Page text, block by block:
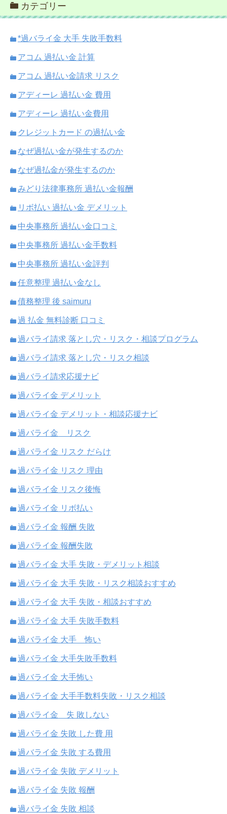
カテゴリー
*過バライ金 大手 失敗手数料
アコム 過払い金 計算
アコム 過払い金請求 リスク
アディーレ 過払い金 費用
アディーレ 過払い金費用
クレジットカード の過払い金
なぜ過払い金が発生するのか
なぜ過払金が発生するのか
みどり法律事務所 過払い金報酬
リボ払い 過払い金 デメリット
中央事務所 過払い金口コミ
中央事務所 過払い金手数料
中央事務所 過払い金評判
任意整理 過払い金なし
債務整理 後 saimuru
過 払金 無料診断 口コミ
過バライ請求 落とし穴・リスク・相談プログラム
過バライ請求 落とし穴・リスク相談
過バライ請求応援ナビ
過バライ金 デメリット
過バライ金 デメリット・相談応援ナビ
過バライ金 リスク
過バライ金 リスク だらけ
過バライ金 リスク 理由
過バライ金 リスク後悔
過バライ金 リボ払い
過バライ金 報酬 失敗
過バライ金 報酬失敗
過バライ金 大手 失敗・デメリット相談
過バライ金 大手 失敗・リスク相談おすすめ
過バライ金 大手 失敗・相談おすすめ
過バライ金 大手 失敗手数料
過バライ金 大手 怖い
過バライ金 大手失敗手数料
過バライ金 大手怖い
過バライ金 大手手数料失敗・リスク相談
過バライ金 失 敗しない
過バライ金 失敗 した費 用
過バライ金 失敗 する費用
過バライ金 失敗 デメリット
過バライ金 失敗 報酬
過バライ金 失敗 相談